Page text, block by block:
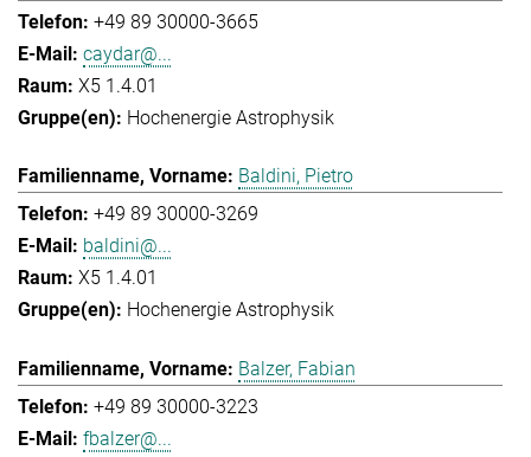
+49 89 30000-3665
caydar@...
X5 1.4.01
Hochenergie Astrophysik
Baldini, Pietro
+49 89 30000-3269
baldini@...
X5 1.4.01
Hochenergie Astrophysik
Balzer, Fabian
+49 89 30000-3223
fbalzer@...